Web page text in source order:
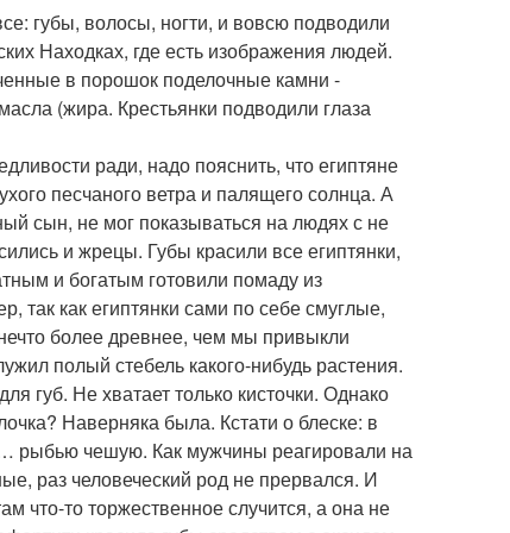
губы, волосы, ногти, и вовсю подводили
Находках, где есть изображения людей.
в порошок поделочные камни -
(жира. Крестьянки подводили глаза
ради, надо пояснить, что египтяне
песчаного ветра и палящего солнца. А
сын, не мог показываться на людях с не
и жрецы. Губы красили все египтянки,
и богатым готовили помаду из
так как египтянки сами по себе смуглые,
более древнее, чем мы привыкли
полый стебель какого-нибудь растения.
губ. Не хватает только кисточки. Однако
Наверняка была. Кстати о блеске: в
рыбью чешую. Как мужчины реагировали на
раз человеческий род не прервался. И
что-то торжественное случится, а она не